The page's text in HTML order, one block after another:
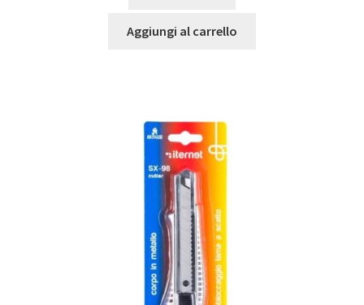
Aggiungi al carrello